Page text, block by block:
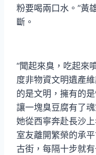
粉要喝兩口水。”黃
斷。
“聞起來臭，吃起來
度非物資文明遺產
的是文明，擁有的
讓一塊臭豆腐有了
她從西寧奔赴長沙
室友離開繁榮的承
古街，每隔十步就